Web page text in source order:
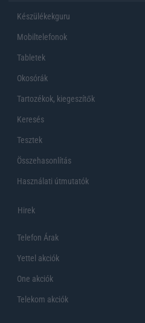
Készülékekguru
Mobiltelefonok
Tabletek
Okosórák
Tartozékok, kiegeszítők
Keresés
Tesztek
Összehasonlítás
Használati útmutatók
Hirek
Telefon Árak
Yettel akciók
One akciók
Telekom akciók